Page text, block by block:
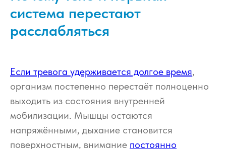
система перестают
расслабляться
Если тревога удерживается долгое время,
организм постепенно перестаёт полноценно
выходить из состояния внутренней
мобилизации. Мышцы остаются
напряжёнными, дыхание становится
поверхностным, внимание постоянно